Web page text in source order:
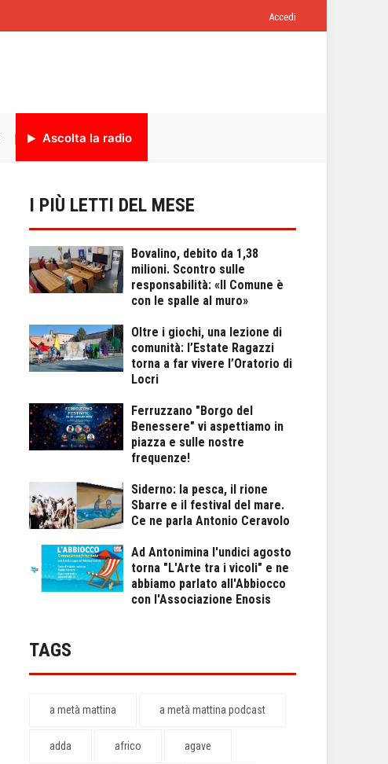
Accedi
Ascolta la radio
I PIÙ LETTI DEL MESE
Bovalino, debito da 1,38
milioni. Scontro sulle
responsabilità: «Il Comune è
con le spalle al muro»
Oltre i giochi, una lezione di
comunità: l’Estate Ragazzi
torna a far vivere l’Oratorio di
Locri
Ferruzzano "Borgo del
Benessere" vi aspettiamo in
piazza e sulle nostre
frequenze!
Siderno: la pesca, il rione
Sbarre e il festival del mare.
Ce ne parla Antonio Ceravolo
Ad Antonimina l'undici agosto
torna "L'Arte tra i vicoli" e ne
abbiamo parlato all'Abbiocco
con l'Associazione Enosis
TAGS
a metà mattina a metà mattina podcast
adda africo agave